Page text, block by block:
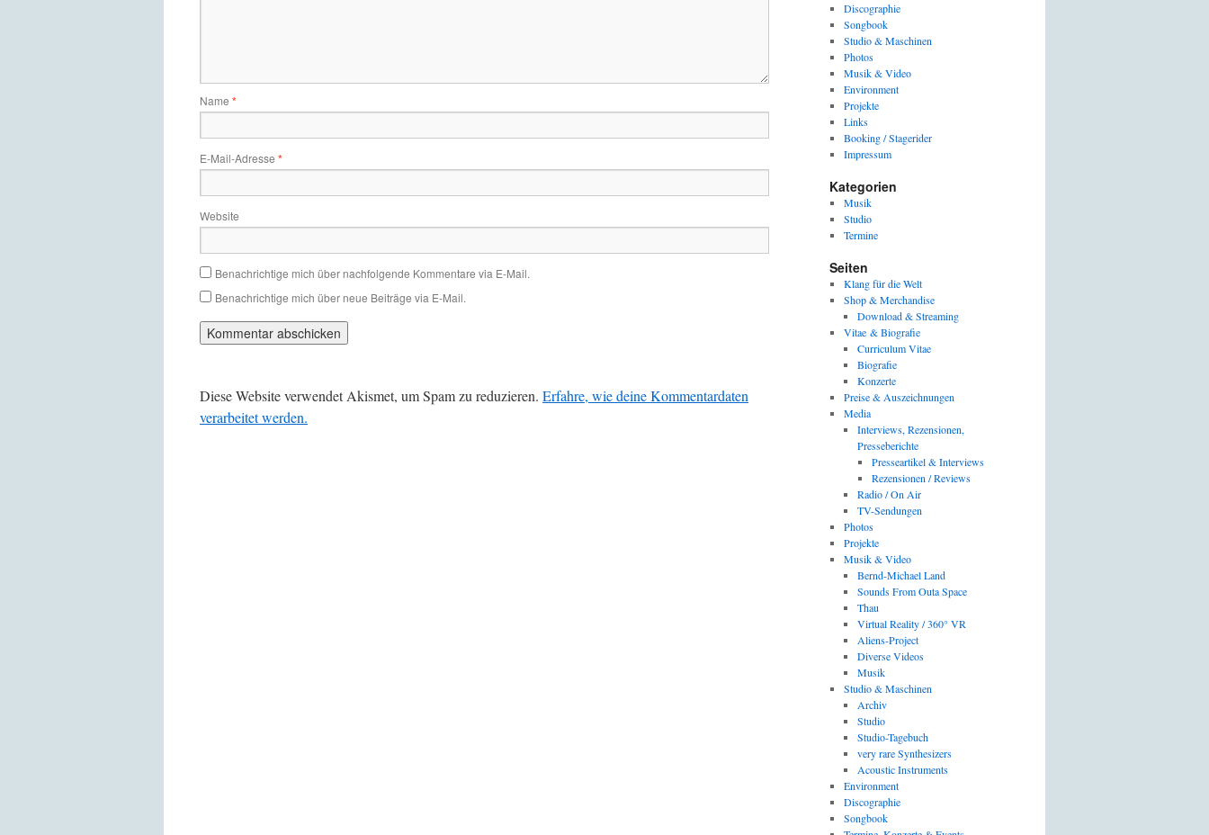
Name *
E-Mail-Adresse *
Website
Benachrichtige mich über nachfolgende Kommentare via E-Mail.
Benachrichtige mich über neue Beiträge via E-Mail.
Diese Website verwendet Akismet, um Spam zu reduzieren. Erfahre, wie deine Kommentardaten
verarbeitet werden.
Discographie
Songbook
Studio & Maschinen
Photos
Musik & Video
Environment
Projekte
Links
Booking / Stagerider
Impressum
Kategorien
Musik
Studio
Termine
Seiten
Klang für die Welt
Shop & Merchandise
Download & Streaming
Vitae & Biografie
Curriculum Vitae
Biografie
Konzerte
Preise & Auszeichnungen
Media
Interviews, Rezensionen,
Presseberichte
Presseartikel & Interviews
Rezensionen / Reviews
Radio / On Air
TV-Sendungen
Photos
Projekte
Musik & Video
Bernd-Michael Land
Sounds From Outa Space
Thau
Virtual Reality / 360° VR
Aliens-Project
Diverse Videos
Musik
Studio & Maschinen
Archiv
Studio
Studio-Tagebuch
very rare Synthesizers
Acoustic Instruments
Environment
Discographie
Songbook